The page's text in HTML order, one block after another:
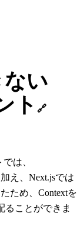
ない
ト 🔗
は、
え、Next.jsでは
ため、Contextを
ることができま